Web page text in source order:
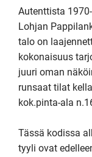
Autenttista
Lohjan
talo on
kokonaisuus
juuri oman
runsaat tilat
kok.pinta-ala
Tässä kodissa
tyyli ovat